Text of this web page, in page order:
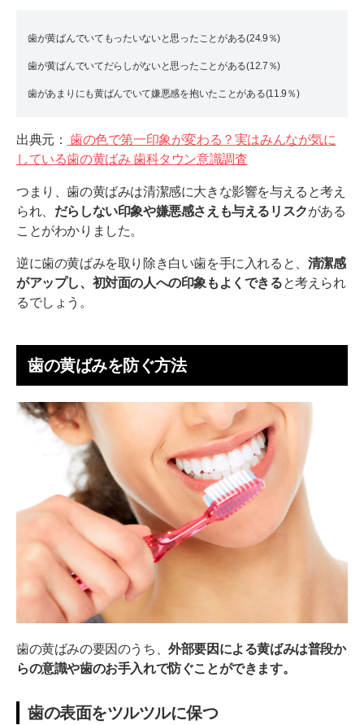
歯が黄ばんでいてもったいないと思ったことがある(24.9％)
歯が黄ばんでいてだらしがないと思ったことがある(12.7％)
歯があまりにも黄ばんでいて嫌悪感を抱いたことがある(11.9％)
出典元： 歯の色で第一印象が変わる？実はみんなが気に
している歯の黄ばみ 歯科タウン意識調査
つまり、歯の黄ばみは清潔感に大きな影響を与えると考え
られ、 だらしない印象や嫌悪感さえも与えるリスクがある
ことがわかりました。
逆に歯の黄ばみを取り除き白い歯を手に入れると、 清潔感
がアップし、初対面の人への印象もよくできると考えられ
るでしょう。
歯の黄ばみを防ぐ方法
歯の黄ばみの要因のうち、外部要因による黄ばみは普段か
らの意識や歯のお手入れで防ぐことができます。
歯の表面をツルツルに保つ